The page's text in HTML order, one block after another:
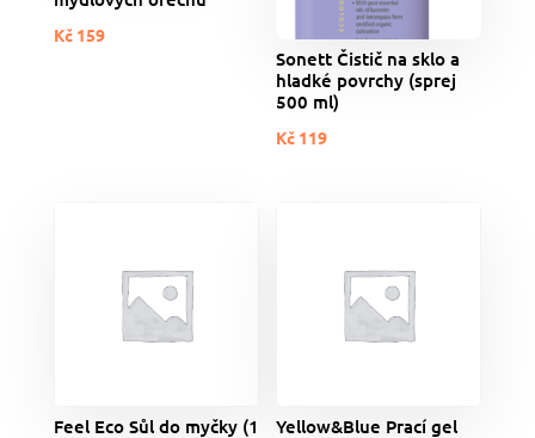
Kč159
Sonett Čistič na sklo a
hladké povrchy (sprej
500 ml)
Kč 119
Feel Eco Sůl do myčky (1
Yellow&Blue Prací gel